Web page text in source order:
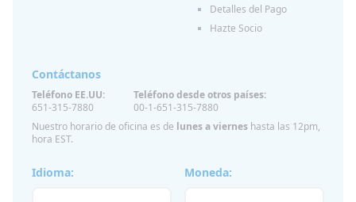
Detalles del Pago
Hazte Socio
Idioma: Moneda:
Contáctanos
Teléfono EE.UU:
651-315-7880
Teléfono desde otros países:
00-1-651-315-7880
Nuestro horario de oficina es de lunes a viernes hasta las 12pm,
hora EST.